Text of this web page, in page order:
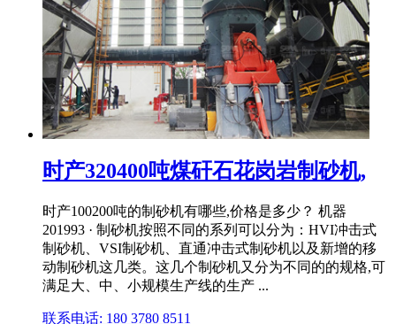
时产320400吨煤矸石花岗岩制砂机,
时产100200吨的制砂机有哪些,价格是多少？ 机器
201993 · 制砂机按照不同的系列可以分为：HVI冲击式
制砂机、VSI制砂机、直通冲击式制砂机以及新增的移
动制砂机这几类。这几个制砂机又分为不同的的规格,可
满足大、中、小规模生产线的生产 ...
联系电话: 180 3780 8511